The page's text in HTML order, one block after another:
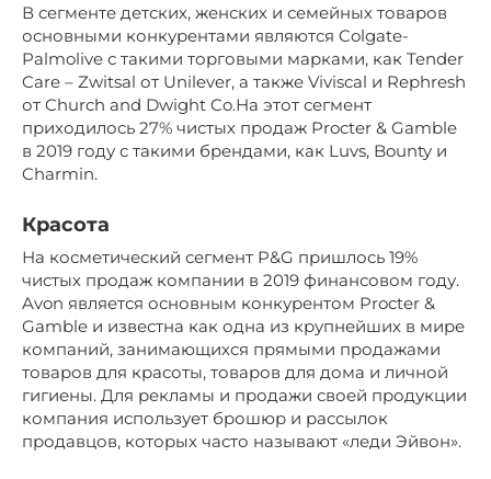
В сегменте детских, женских и семейных товаров
основными конкурентами являются Colgate-
Palmolive с такими торговыми марками, как Tender
Care – Zwitsal от Unilever, а также Viviscal и Rephresh
от Church and Dwight Co.На этот сегмент
приходилось 27% чистых продаж Procter & Gamble
в 2019 году с такими брендами, как Luvs, Bounty и
Charmin.
Красота
На косметический сегмент P&G пришлось 19%
чистых продаж компании в 2019 финансовом году.
Avon является основным конкурентом Procter &
Gamble и известна как одна из крупнейших в мире
компаний, занимающихся прямыми продажами
товаров для красоты, товаров для дома и личной
гигиены. Для рекламы и продажи своей продукции
компания использует брошюр и рассылок
продавцов, которых часто называют «леди Эйвон».